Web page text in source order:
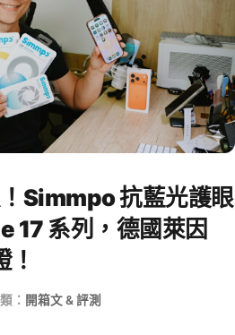
Simmpo 抗藍光護眼
17 系列，德國萊因
： 開箱文 & 評測